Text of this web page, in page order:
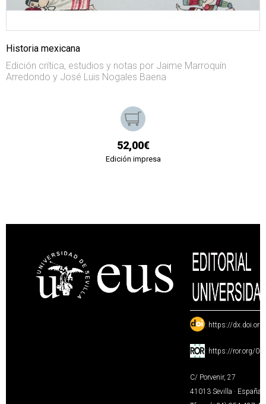
Historia mexicana
Edición crítica, estudios y notas por Jaime Marroquín
Arredondo y José Luis Nogales Baena
52,00€
Edición impresa
: https://
: https://ror.org/
C/ Porvenir, 27
41013 Sevilla · España